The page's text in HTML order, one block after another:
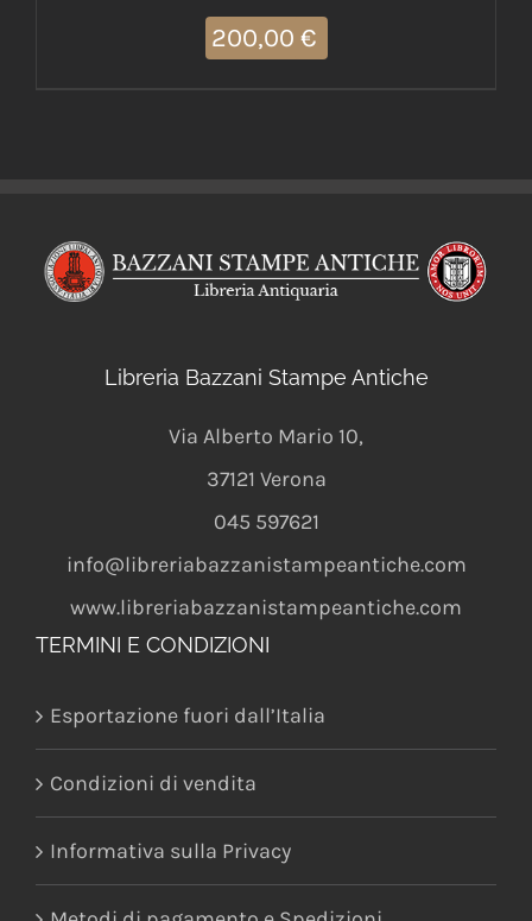
200,00 €
Libreria Bazzani Stampe Antiche
Via Alberto Mario 10,
37121 Verona
045 597621
info@libreriabazzanistampeantiche.com
www.libreriabazzanistampeantiche.com
TERMINI E CONDIZIONI
Esportazione fuori dall’Italia
Condizioni di vendita
Informativa sulla Privacy